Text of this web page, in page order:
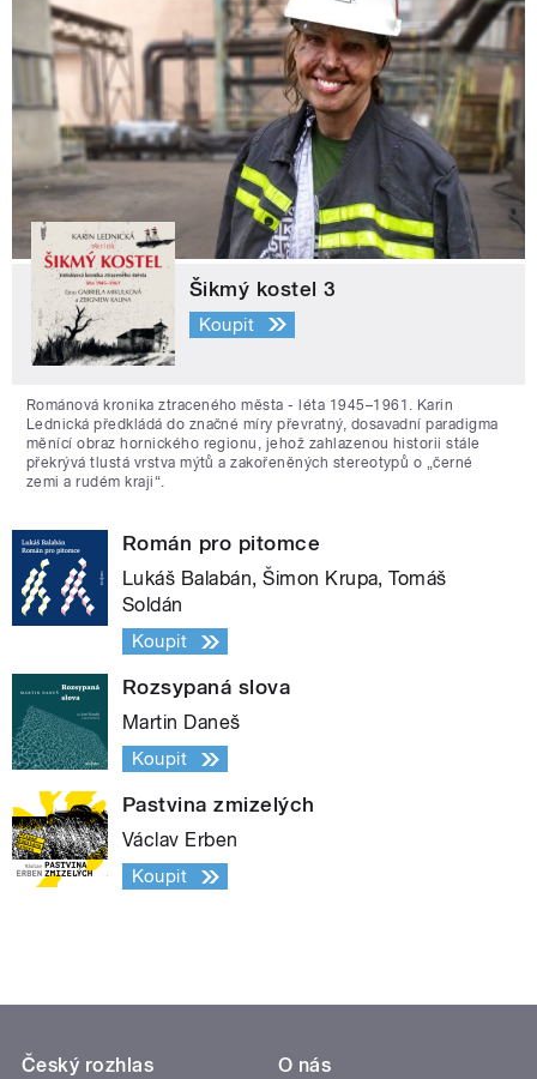
Šikmý kostel 3
Koupit
Románová kronika ztraceného města - léta 1945–1961. Karin
Lednická předkládá do značné míry převratný, dosavadní paradigma
měnící obraz hornického regionu, jehož zahlazenou historii stále
překrývá tlustá vrstva mýtů a zakořeněných stereotypů o „černé
zemi a rudém kraji“.
Román pro pitomce
Lukáš Balabán, Šimon Krupa, Tomáš
Soldán
Koupit
Rozsypaná slova
Martin Daneš
Koupit
Pastvina zmizelých
Václav Erben
Koupit
Český rozhlas
O nás